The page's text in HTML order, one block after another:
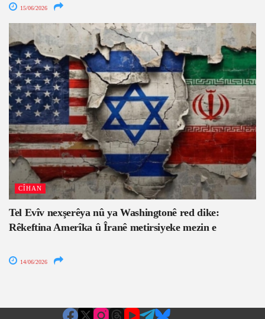
15/06/2026
CÎHAN
Tel Evîv nexşerêya nû ya Washingtonê red dike:
Rêkeftina Amerîka û Îranê metirsiyeke mezin e
14/06/2026